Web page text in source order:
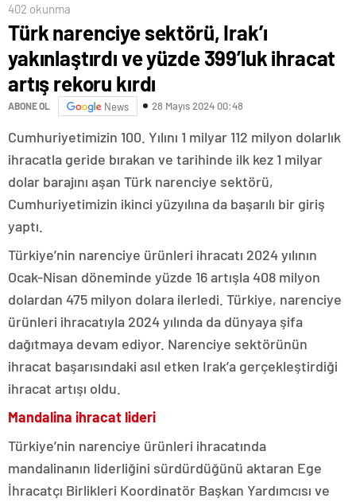
402 okunma
Türk narenciye sektörü, Irak’ı
yakınlaştırdı ve yüzde 399’luk ihracat
artış rekoru kırdı
ABONE OL News 28 Mayıs 2024 00:48
Cumhuriyetimizin 100. Yılını 1 milyar 112 milyon dolarlık
ihracatla geride bırakan ve tarihinde ilk kez 1 milyar
dolar barajını aşan Türk narenciye sektörü,
Cumhuriyetimizin ikinci yüzyılına da başarılı bir giriş
yaptı.
Türkiye’nin narenciye ürünleri ihracatı 2024 yılının
Ocak-Nisan döneminde yüzde 16 artışla 408 milyon
dolardan 475 milyon dolara ilerledi. Türkiye, narenciye
ürünleri ihracatıyla 2024 yılında da dünyaya şifa
dağıtmaya devam ediyor. Narenciye sektörünün
ihracat başarısındaki asıl etken Irak’a gerçekleştirdiği
ihracat artışı oldu.
Mandalina ihracat lideri
Türkiye’nin narenciye ürünleri ihracatında
mandalinanın liderliğini sürdürdüğünü aktaran Ege
İhracatçı Birlikleri Koordinatör Başkan Yardımcısı ve